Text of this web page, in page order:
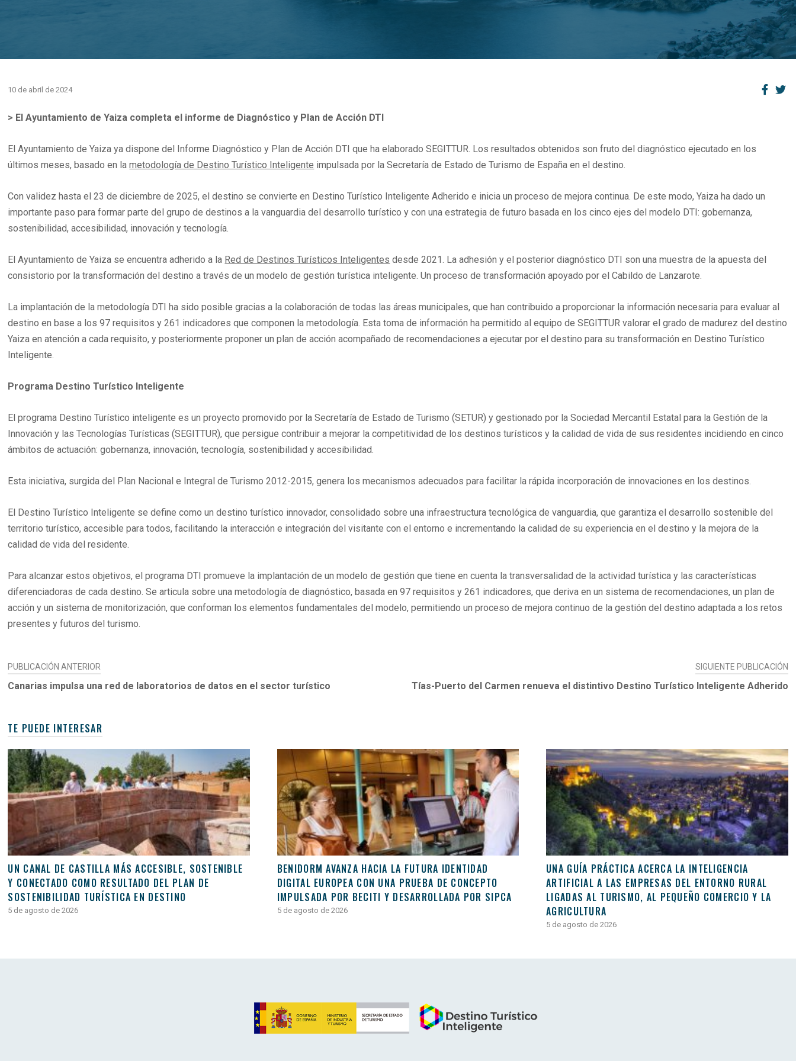
10 de abril de 2024
> El Ayuntamiento de Yaiza completa el informe de Diagnóstico y Plan de Acción DTI
El Ayuntamiento de Yaiza ya dispone del Informe Diagnóstico y Plan de Acción DTI que ha elaborado SEGITTUR. Los resultados obtenidos son fruto del diagnóstico ejecutado en los
últimos meses, basado en lametodología de Destino Turístico Inteligente impulsada por la Secretaría de Estado de Turismo de España en el destino.
Con validez hasta el 23 de diciembre de 2025, el destino se convierte en Destino Turístico Inteligente Adherido e inicia un proceso de mejora continua. De este modo, Yaiza ha dado un
importante paso para formar parte del grupo de destinos a la vanguardia del desarrollo turístico y con una estrategia de futuro basada en los cinco ejes del modelo DTI: gobernanza,
sostenibilidad, accesibilidad, innovación y tecnología.
El Ayuntamiento de Yaiza se encuentra adherido a la Red de Destinos Turísticos Inteligentes desde 2021. La adhesión y el posterior diagnóstico DTI son una muestra de la apuesta del
consistorio por la transformación del destino a través de un modelo de gestión turística inteligente. Un proceso de transformación apoyado por el Cabildo de Lanzarote.
La implantación de la metodología DTI ha sido posible gracias a la colaboración de todas las áreas municipales, que han contribuido a proporcionar la información necesaria para evaluar al
destino en base a los 97 requisitos y 261 indicadores que componen la metodología. Esta toma de información ha permitido al equipo de SEGITTUR valorar el grado de madurez del destino
Yaiza en atención a cada requisito, y posteriormente proponer un plan de acción acompañado de recomendaciones a ejecutar por el destino para su transformación en Destino Turístico
Inteligente.
Programa Destino Turístico Inteligente
El programa Destino Turístico inteligente es un proyecto promovido por la Secretaría de Estado de Turismo (SETUR) y gestionado por la Sociedad Mercantil Estatal para la Gestión de la
Innovación y las Tecnologías Turísticas (SEGITTUR), que persigue contribuir a mejorar la competitividad de los destinos turísticos y la calidad de vida de sus residentes incidiendo en cinco
ámbitos de actuación: gobernanza, innovación, tecnología, sostenibilidad y accesibilidad.
Esta iniciativa, surgida del Plan Nacional e Integral de Turismo 2012-2015, genera los mecanismos adecuados para facilitar la rápida incorporación de innovaciones en los destinos.
El Destino Turístico Inteligente se define como un destino turístico innovador, consolidado sobre una infraestructura tecnológica de vanguardia, que garantiza el desarrollo sostenible del
territorio turístico, accesible para todos, facilitando la interacción e integración del visitante con el entorno e incrementando la calidad de su experiencia en el destino y la mejora de la
calidad de vida del residente.
Para alcanzar estos objetivos, el programa DTI promueve la implantación de un modelo de gestión que tiene en cuenta la transversalidad de la actividad turística y las características
diferenciadoras de cada destino. Se articula sobre una metodología de diagnóstico, basada en 97 requisitos y 261 indicadores, que deriva en un sistema de recomendaciones, un plan de
acción y un sistema de monitorización, que conforman los elementos fundamentales del modelo, permitiendo un proceso de mejora continuo de la gestión del destino adaptada a los retos
presentes y futuros del turismo.
NAVEGACIÓN
DE
PUBLICACIÓN ANTERIOR
Canarias impulsa una red de laboratorios de datos en el sector turístico
SIGUIENTE PUBLICACIÓN
Tías-Puerto del Carmen renueva el distintivo Destino Turístico Inteligente Adherido
TE PUEDE INTERESAR
UN CANAL DE CASTILLA MÁS ACCESIBLE, SOSTENIBLE
Y CONECTADO COMO RESULTADO DEL PLAN DE
SOSTENIBILIDAD TURÍSTICA EN DESTINO
5 de agosto de 2026
BENIDORM AVANZA HACIA LA FUTURA IDENTIDAD
DIGITAL EUROPEA CON UNA PRUEBA DE CONCEPTO
IMPULSADA POR BECITI Y DESARROLLADA POR SIPCA
5 de agosto de 2026
UNA GUÍA PRÁCTICA ACERCA LA INTELIGENCIA
ARTIFICIAL A LAS EMPRESAS DEL ENTORNO RURAL
LIGADAS AL TURISMO, AL PEQUEÑO COMERCIO Y LA
AGRICULTURA
5 de agosto de 2026